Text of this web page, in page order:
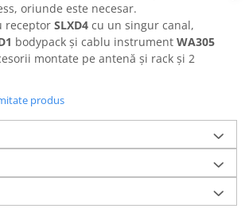
instrumente
Gaming
oriunde este necesar.
receptor SLXD4 cu un singur canal,
bodypack și cablu instrument WA305
montate pe antenă și rack și 2
produs